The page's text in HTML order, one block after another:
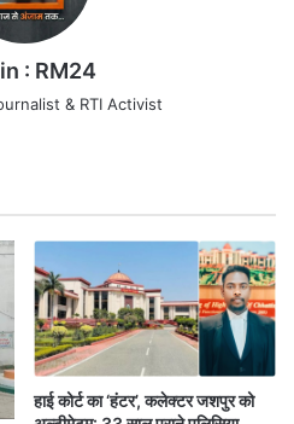
: RM24
& RTI Activist
हाई कोर्ट का ‘हंटर’, कलेक्टर जशपुर को